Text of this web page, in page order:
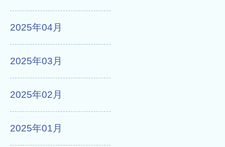
2025年04月
2025年03月
2025年02月
2025年01月